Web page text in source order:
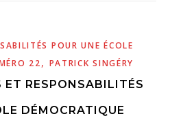
POUR UNE ÉCOLE
22, PATRICK SINGÉRY
RESPONSABILITÉS
DÉMOCRATIQUE